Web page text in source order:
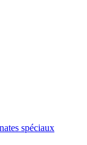
spéciaux